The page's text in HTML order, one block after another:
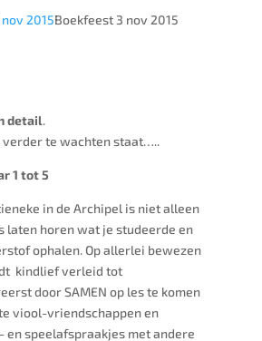
Boekfeest 3 nov 2015
detail.
verder te wachten staat…..
1 tot 5
in de Archipel is niet alleen
laten horen wat je studeerde en
ophalen. Op allerlei bewezen
kindlief verleid tot
door SAMEN op les te komen
viool-vriendschappen en
en speelafspraakjes met andere